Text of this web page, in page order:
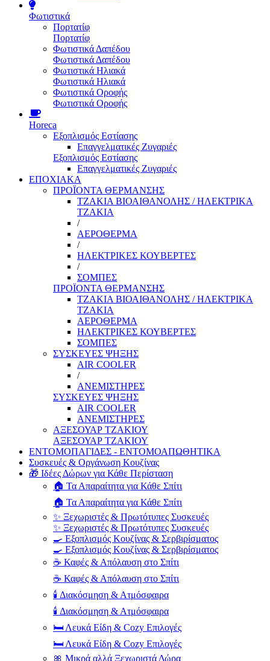
Φωτιστικά
Πορτατίφ
Πορτατίφ
Φωτιστικά Δαπέδου
Φωτιστικά Δαπέδου
Φωτιστικά Ηλιακά
Φωτιστικά Ηλιακά
Φωτιστικά Οροφής
Φωτιστικά Οροφής
Horeca
Εξοπλισμός Εστίασης
Επαγγελματικές Ζυγαριές
Εξοπλισμός Εστίασης
Επαγγελματικές Ζυγαριές
ΕΠΟΧΙΑΚΑ
ΠΡΟΪΟΝΤΑ ΘΕΡΜΑΝΣΗΣ
ΤΖΑΚΙΑ ΒΙΟΑΙΘΑΝΟΛΗΣ / ΗΛΕΚΤΡΙΚΑ
ΤΖΑΚΙΑ
/
ΑΕΡΟΘΕΡΜΑ
/
ΗΛΕΚΤΡΙΚΕΣ ΚΟΥΒΕΡΤΕΣ
/
ΣΟΜΠΕΣ
ΠΡΟΪΟΝΤΑ ΘΕΡΜΑΝΣΗΣ
ΤΖΑΚΙΑ ΒΙΟΑΙΘΑΝΟΛΗΣ / ΗΛΕΚΤΡΙΚΑ
ΤΖΑΚΙΑ
ΑΕΡΟΘΕΡΜΑ
ΗΛΕΚΤΡΙΚΕΣ ΚΟΥΒΕΡΤΕΣ
ΣΟΜΠΕΣ
ΣΥΣΚΕΥΕΣ ΨΗΞΗΣ
AIR COOLER
/
ΑΝΕΜΙΣΤΗΡΕΣ
ΣΥΣΚΕΥΕΣ ΨΗΞΗΣ
AIR COOLER
ΑΝΕΜΙΣΤΗΡΕΣ
ΑΞΕΣΟΥΑΡ ΤΖΑΚΙΟΥ
ΑΞΕΣΟΥΑΡ ΤΖΑΚΙΟΥ
ΕΝΤΟΜΟΠΑΓΙΔΕΣ - ΕΝΤΟΜΟΑΠΩΘΗΤΙΚΑ
Συσκευές & Οργάνωση Κουζίνας
🎁 Ιδέες Δώρων για Κάθε Περίσταση
🏠 Τα Απαραίτητα για Κάθε Σπίτι
🏠 Τα Απαραίτητα για Κάθε Σπίτι
✨ Ξεχωριστές & Πρωτότυπες Συσκευές
✨ Ξεχωριστές & Πρωτότυπες Συσκευές
🍳 Εξοπλισμός Κουζίνας & Σερβιρίσματος
🍳 Εξοπλισμός Κουζίνας & Σερβιρίσματος
☕ Καφές & Απόλαυση στο Σπίτι
☕ Καφές & Απόλαυση στο Σπίτι
🕯️ Διακόσμηση & Ατμόσφαιρα
🕯️ Διακόσμηση & Ατμόσφαιρα
🛏️ Λευκά Είδη & Cozy Επιλογές
🛏️ Λευκά Είδη & Cozy Επιλογές
🎀 Μικρά αλλά Ξεχωριστά Δώρα